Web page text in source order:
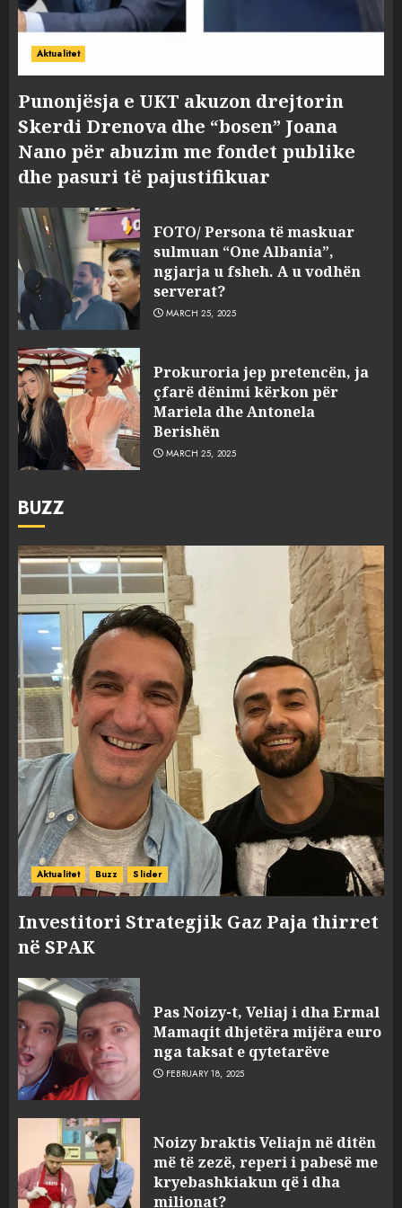
Aktualitet
Punonjësja e UKT akuzon drejtorin
Skerdi Drenova dhe “bosen” Joana
Nano për abuzim me fondet publike
dhe pasuri të pajustifikuar
FOTO/ Persona të maskuar
sulmuan “One Albania”,
ngjarja u fsheh. A u vodhën
serverat?
MARCH 25, 2025
Prokuroria jep pretencën, ja
çfarë dënimi kërkon për
Mariela dhe Antonela
Berishën
MARCH 25, 2025
BUZZ
Aktualitet Buzz Slider
Investitori Strategjik Gaz Paja thirret
në SPAK
Pas Noizy-t, Veliaj i dha Ermal
Mamaqit dhjetëra mijëra euro
nga taksat e qytetarëve
FEBRUARY 18, 2025
Noizy braktis Veliajn në ditën
më të zezë, reperi i pabesë me
kryebashkiakun që i dha
milionat?
sulmuan “One Albania”,
ngjarja u fsheh. A u vodhën
serverat?